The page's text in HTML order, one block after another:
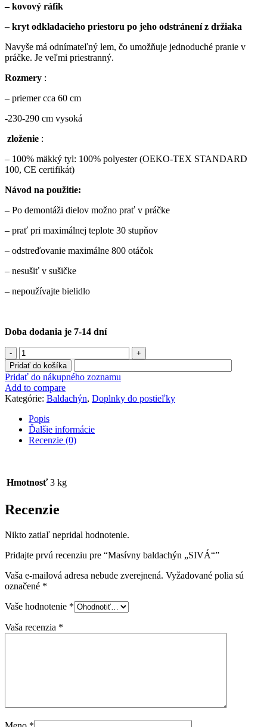
– kovový ráfik
– kryt odkladacieho priestoru po jeho odstránení z držiaka
Navyše má odnímateľný lem, čo umožňuje jednoduché pranie v
práčke. Je veľmi priestranný.
Rozmery :
– priemer cca 60 cm
-230-290 cm vysoká
zloženie :
– 100% mäkký tyl: 100% polyester (OEKO-TEX STANDARD
100, CE certifikát)
Návod na použitie:
– Po demontáži dielov možno prať v práčke
– prať pri maximálnej teplote 30 stupňov
– odstreďovanie maximálne 800 otáčok
– nesušiť v sušičke
– nepoužívajte bielidlo
Doba dodania je 7-14 dní
množstvo
Masívny
baldachýn
"SIVÁ"
Pridať do košíka
Pridať do nákupného zoznamu
Add to compare
Kategórie: Baldachýn, Doplnky do postieľky
Popis
Ďalšie informácie
Recenzie (0)
Hmotnosť 3 kg
Recenzie
Nikto zatiaľ nepridal hodnotenie.
Pridajte prvú recenziu pre “Masívny baldachýn „SIVÁ“”
Vaša e-mailová adresa nebude zverejnená. Vyžadované polia sú
označené *
Vaše hodnotenie *
Vaša recenzia *